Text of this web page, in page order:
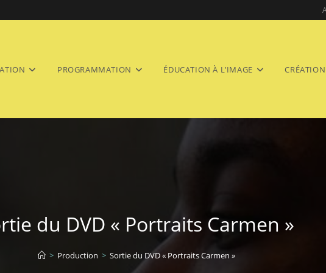
PROGRAMMATION ÉDUCATION À L’IMAGE CRÉATION
du DVD « Portraits Carmen »
> Production > Sortie du DVD « Portraits Carmen »